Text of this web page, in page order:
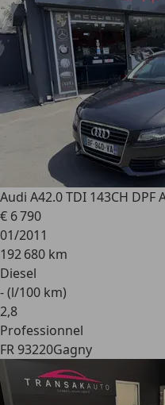
Audi A42.0 TDI 143CH DPF
€ 6 790
01/2011
192 680 km
Diesel
- (l/100 km)
2,8
Professionnel
FR 93220Gagny